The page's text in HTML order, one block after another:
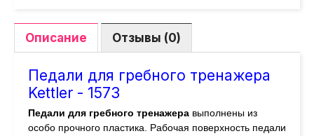
Описание Отзывы (0)
Педали для гребного тренажера
Kettler - 1573
Педали для гребного тренажера выполнены из
особо прочного пластика. Рабочая поверхность педали